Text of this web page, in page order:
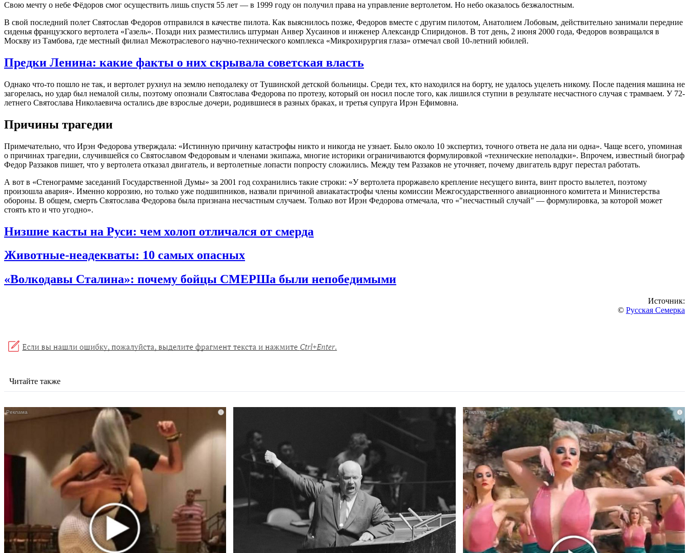
Свою мечту о небе Фёдоров смог осуществить лишь спустя 55 лет — в 1999 году он получил права на управление вертолетом. Но небо оказалось безжалостным.
В свой последний полет Святослав Федоров отправился в качестве пилота. Как выяснилось позже, Федоров вместе с другим пилотом, Анатолием Лобовым, действительно занимали передние
сиденья французского вертолета «Газель». Позади них разместились штурман Анвер Хусаинов и инженер Александр Спиридонов. В тот день, 2 июня 2000 года, Федоров возвращался в
Москву из Тамбова, где местный филиал Межотраслевого научно-технического комплекса «Микрохирургия глаза» отмечал свой 10-летний юбилей.
Предки Ленина: какие факты о них скрывала советская власть
Однако что-то пошло не так, и вертолет рухнул на землю неподалеку от Тушинской детской больницы. Среди тех, кто находился на борту, не удалось уцелеть никому. После падения машина не
загорелась, но удар был немалой силы, поэтому опознали Святослава Федорова по протезу, который он носил после того, как лишился ступни в результате несчастного случая с трамваем. У 72-
летнего Святослава Николаевича остались две взрослые дочери, родившиеся в разных браках, и третья супруга Ирэн Ефимовна.
Причины трагедии
Примечательно, что Ирэн Федорова утверждала: «Истинную причину катастрофы никто и никогда не узнает. Было около 10 экспертиз, точного ответа не дала ни одна». Чаще всего, упоминая
о причинах трагедии, случившейся со Святославом Федоровым и членами экипажа, многие историки ограничиваются формулировкой «технические неполадки». Впрочем, известный биограф
Федор Раззаков пишет, что у вертолета отказал двигатель, и вертолетные лопасти попросту сложились. Между тем Раззаков не уточняет, почему двигатель вдруг перестал работать.
А вот в «Стенограмме заседаний Государственной Думы» за 2001 год сохранились такие строки: «У вертолета проржавело крепление несущего винта, винт просто вылетел, поэтому
произошла авария». Именно коррозию, но только уже подшипников, назвали причиной авиакатастрофы члены комиссии Межгосударственного авиационного комитета и Министерства
обороны. В общем, смерть Святослава Федорова была признана несчастным случаем. Только вот Ирэн Федорова отмечала, что «"несчастный случай" — формулировка, за которой может
стоять кто и что угодно».
Низшие касты на Руси: чем холоп отличался от смерда
Животные-неадекваты: 10 самых опасных
«Волкодавы Сталина»: почему бойцы СМЕРШа были непобедимыми
Источник:
© Русская Семерка
Читайте также
i i